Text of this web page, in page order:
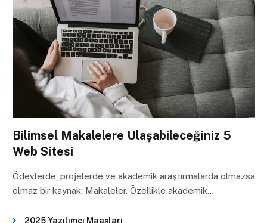
Bilimsel Makalelere Ulaşabileceğiniz 5
Web Sitesi
Ödevlerde, projelerde ve akademik araştırmalarda olmazsa
olmaz bir kaynak: Makaleler. Özellikle akademik…
2025 Yazılımcı Maaşları